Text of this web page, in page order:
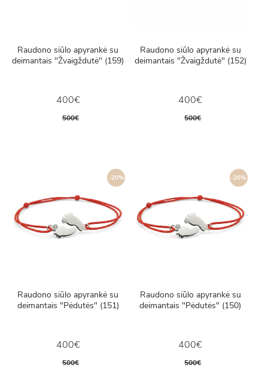
Raudono siūlo apyrankė su
deimantais "Žvaigždutė" (159)
400€
500€
Raudono siūlo apyrankė su
deimantais "Žvaigždutė" (152)
400€
500€
-20%
Raudono siūlo apyrankė su
deimantais "Pėdutės" (151)
400€
500€
-20%
Raudono siūlo apyrankė su
deimantais "Pėdutės" (150)
400€
500€